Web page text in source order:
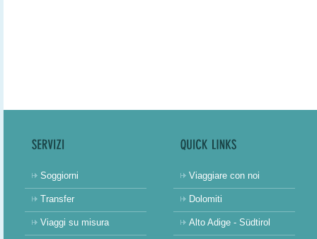
Soggiorni
Transfer
Viaggi su misura
Viaggiare con noi
Dolomiti
Alto Adige - Südtirol